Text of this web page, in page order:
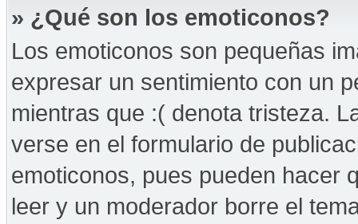
» ¿Qué son los emoticonos?
Los emoticonos son pequeñas
expresar un sentimiento con un
mientras que :( denota tristeza.
verse en el formulario de
emoticonos, pues pueden hacer
leer y un moderador borre el